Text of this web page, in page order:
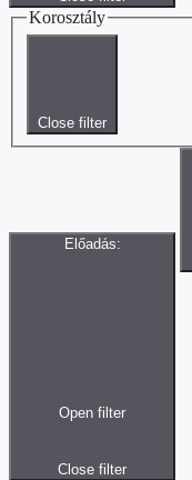
Korosztály
Close filter
Előadás:
Open filter
Close filter